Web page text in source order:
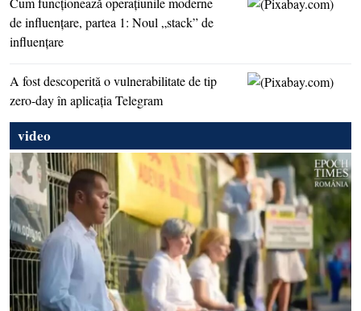
de influenţare, partea 1: Noul „stack” de
influenţare
A fost descoperită o vulnerabilitate de tip
zero-day în aplicaţia Telegram
video